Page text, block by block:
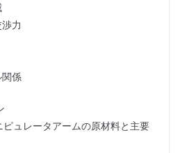
力
係
ュレータアームの原材料と主要